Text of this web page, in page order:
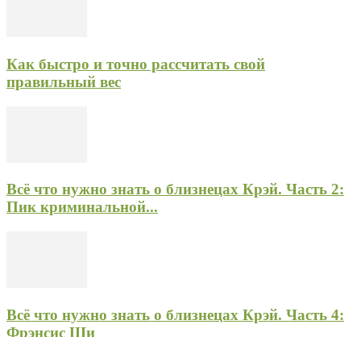
Как быстро и точно рассчитать свой
правильный вес
Всё что нужно знать о близнецах Крэй. Часть 2:
Пик криминальной...
Всё что нужно знать о близнецах Крэй. Часть 4:
Фрэнсис Ши